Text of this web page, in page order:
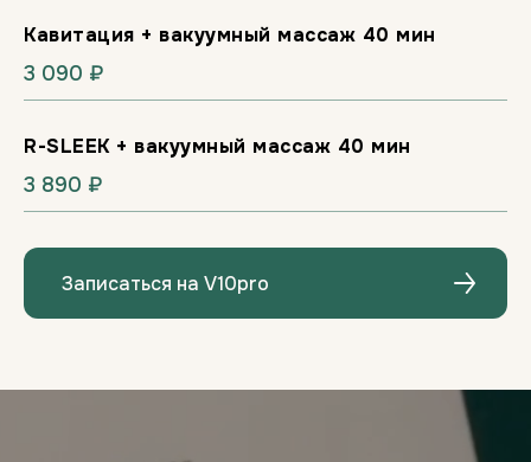
Кавитация + вакуумный массаж 40 мин
3 090 ₽
R-SLEEK + вакуумный массаж 40 мин
3 890 ₽
Записаться на V10pro